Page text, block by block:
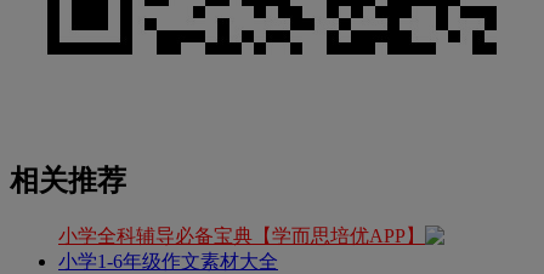
相关推荐
小学全科辅导必备宝典【学而思培优APP】
小学1-6年级作文素材大全